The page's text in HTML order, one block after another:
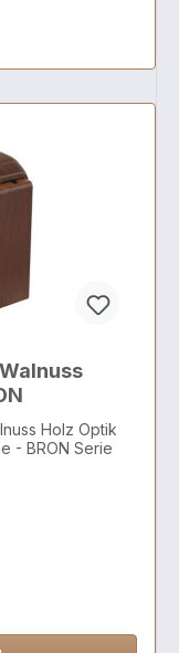
Holz Optik
- BRON Serie